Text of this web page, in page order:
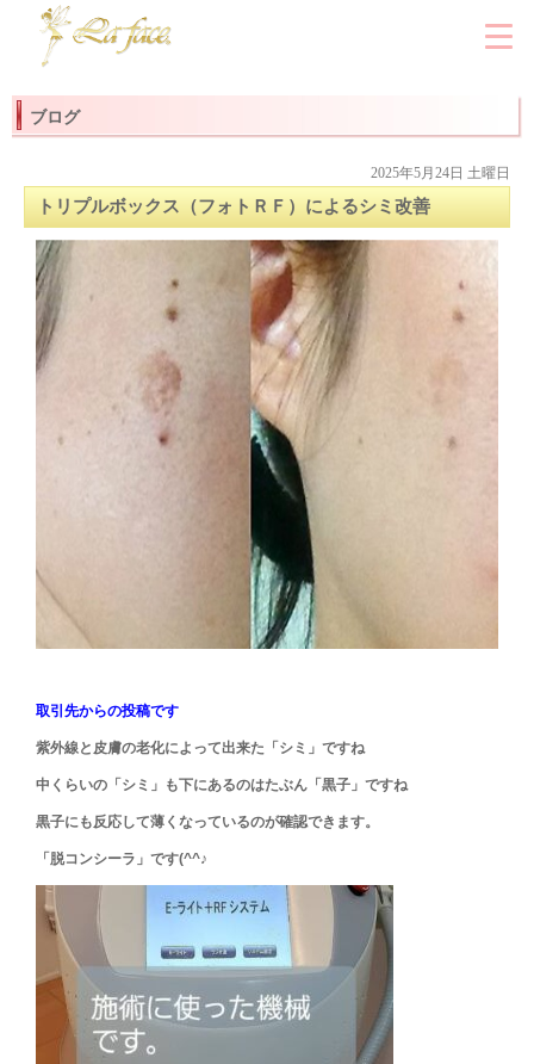
ブログ
2025年5月24日 土曜日
トリプルボックス（フォトＲＦ）によるシミ改善
取引先からの投稿です
紫外線と皮膚の老化によって出来た「シミ」ですね
中くらいの「シミ」も下にあるのはたぶん「黒子」ですね
黒子にも反応して薄くなっているのが確認できます。
「脱コンシーラ」です(^^♪